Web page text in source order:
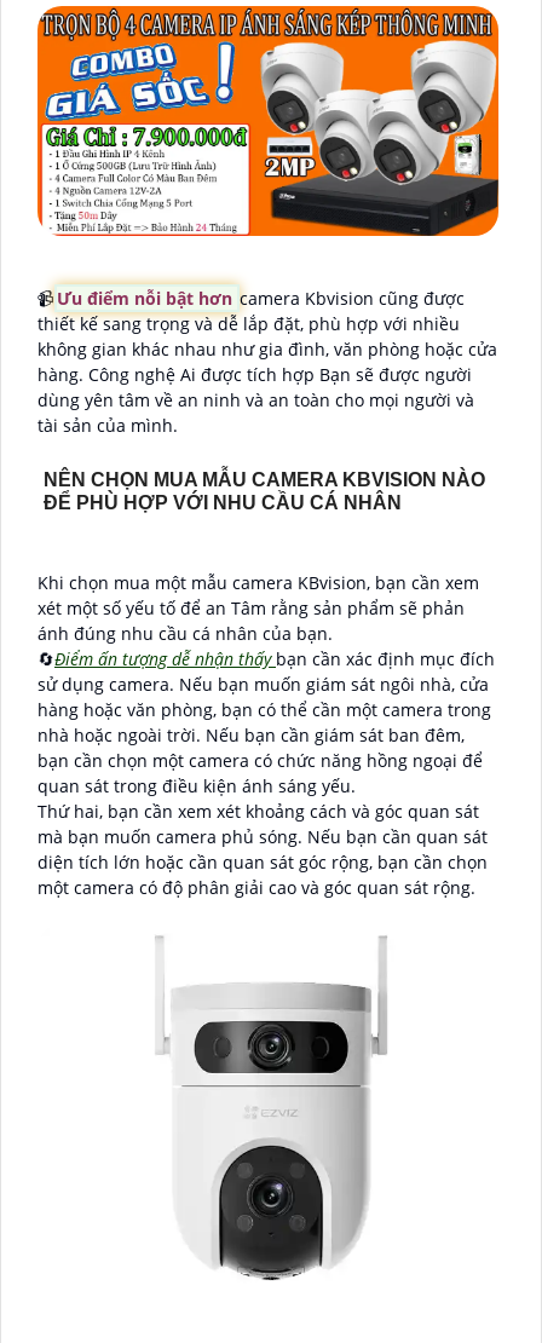
📹 Ưu điểm nỗi bật hơn camera Kbvision cũng được
thiết kế sang trọng và dễ lắp đặt, phù hợp với nhiều
không gian khác nhau như gia đình, văn phòng hoặc cửa
hàng. Công nghệ Ai được tích hợp Bạn sẽ được người
dùng yên tâm về an ninh và an toàn cho mọi người và
tài sản của mình.
NÊN CHỌN MUA MẪU CAMERA KBVISION NÀO
ĐỂ PHÙ HỢP VỚI NHU CẦU CÁ NHÂN
Khi chọn mua một mẫu camera KBvision, bạn cần xem
xét một số yếu tố để an Tâm rằng sản phẩm sẽ phản
ánh đúng nhu cầu cá nhân của bạn.
🔄Điểm ấn tượng dễ nhận thấy bạn cần xác định mục đích
sử dụng camera. Nếu bạn muốn giám sát ngôi nhà, cửa
hàng hoặc văn phòng, bạn có thể cần một camera trong
nhà hoặc ngoài trời. Nếu bạn cần giám sát ban đêm,
bạn cần chọn một camera có chức năng hồng ngoại để
quan sát trong điều kiện ánh sáng yếu.
Thứ hai, bạn cần xem xét khoảng cách và góc quan sát
mà bạn muốn camera phủ sóng. Nếu bạn cần quan sát
diện tích lớn hoặc cần quan sát góc rộng, bạn cần chọn
một camera có độ phân giải cao và góc quan sát rộng.